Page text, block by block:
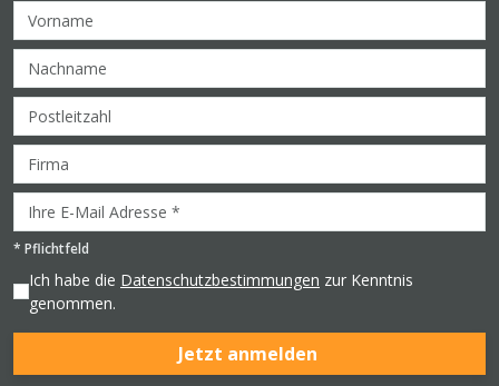
* Pflichtfeld
Ich habe die Datenschutzbestimmungen zur Kenntnis
genommen.
Jetzt anmelden